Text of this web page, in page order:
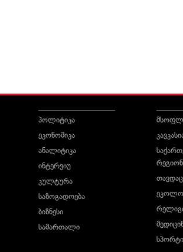
პოლიტიკა
ეკონომიკა
ანალიტიკა
ინტერვიუ
კულტურა
საზოგადოება
ბიზნესი
სამართალი
სპორტი